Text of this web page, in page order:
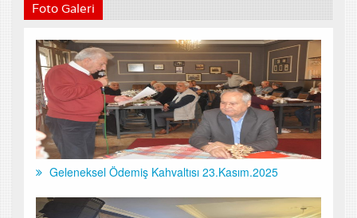
Foto Galeri
Geleneksel Ödemiş Kahvaltısı 23.Kasım.2025